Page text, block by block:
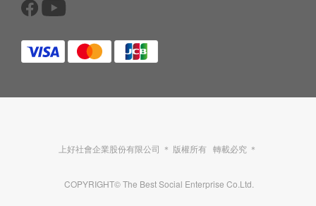
上好社會企業股份有限公司 ＊ 版權所有 轉載必究 ＊
COPYRIGHT© The Best Social Enterprise Co.Ltd.